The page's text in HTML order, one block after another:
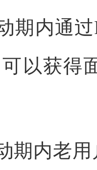
期内通
以获得
期内老